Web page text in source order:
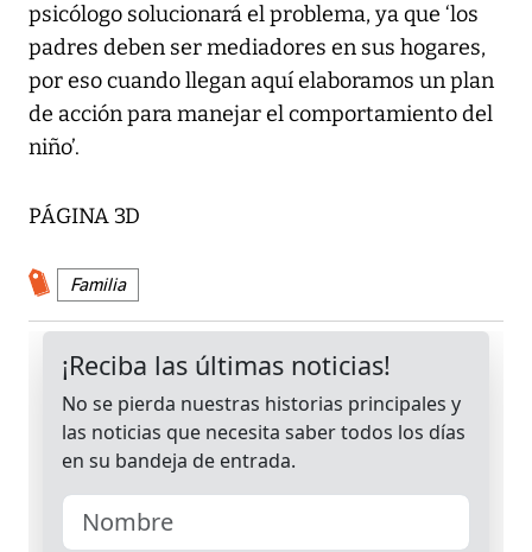
psicólogo solucionará el problema, ya que ‘los
padres deben ser mediadores en sus hogares,
por eso cuando llegan aquí elaboramos un plan
de acción para manejar el comportamiento del
niño’.
PÁGINA 3D
Familia